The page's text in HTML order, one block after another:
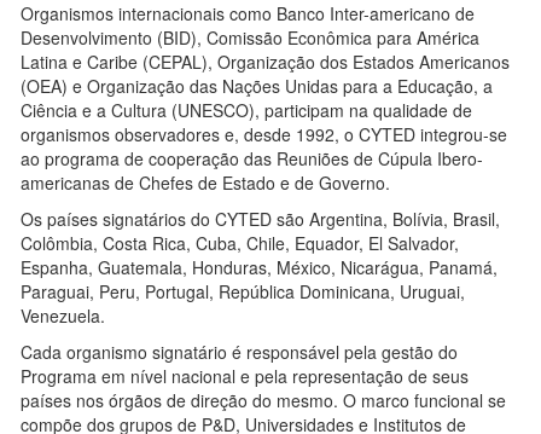
Organismos internacionais como Banco Inter-americano de
Desenvolvimento (BID), Comissão Econômica para América
Latina e Caribe (CEPAL), Organização dos Estados Americanos
(OEA) e Organização das Nações Unidas para a Educação, a
Ciência e a Cultura (UNESCO), participam na qualidade de
organismos observadores e, desde 1992, o CYTED integrou-se
ao programa de cooperação das Reuniões de Cúpula Ibero-
americanas de Chefes de Estado e de Governo.
Os países signatários do CYTED são Argentina, Bolívia, Brasil,
Colômbia, Costa Rica, Cuba, Chile, Equador, El Salvador,
Espanha, Guatemala, Honduras, México, Nicarágua, Panamá,
Paraguai, Peru, Portugal, República Dominicana, Uruguai,
Venezuela.
Cada organismo signatário é responsável pela gestão do
Programa em nível nacional e pela representação de seus
países nos órgãos de direção do mesmo. O marco funcional se
compõe dos grupos de P&D, Universidades e Institutos de